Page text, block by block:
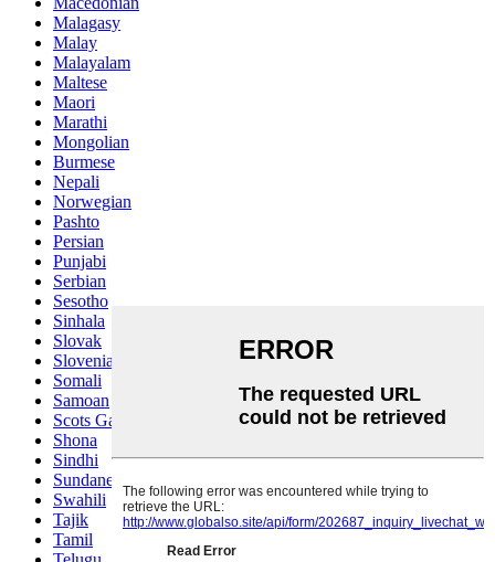
Malagasy
Malay
Malayalam
Maltese
Maori
Marathi
Mongolian
Burmese
Nepali
Norwegian
Pashto
Persian
Punjabi
Serbian
Sesotho
Sinhala
Slovak
Slovenian
Somali
Samoan
Scots Gaelic
Shona
Sindhi
Sundanese
Swahili
Tajik
Tamil